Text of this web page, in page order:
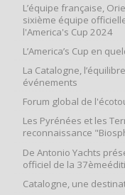
L’équipe française,
sixième équipe
l'America's Cup 2024
L’America’s Cup en
La Catalogne,
événements
Forum global de
Les Pyrénées et les
reconnaissance
De Antonio Yachts
officiel de la
Catalogne, une